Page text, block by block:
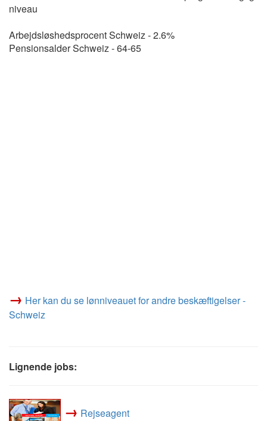
niveau
Arbejdsløshedsprocent Schweiz - 2.6%
Pensionsalder Schweiz - 64-65
→ Her kan du se lønniveauet for andre beskæftigelser -
Schweiz
Lignende jobs:
→ Rejseagent